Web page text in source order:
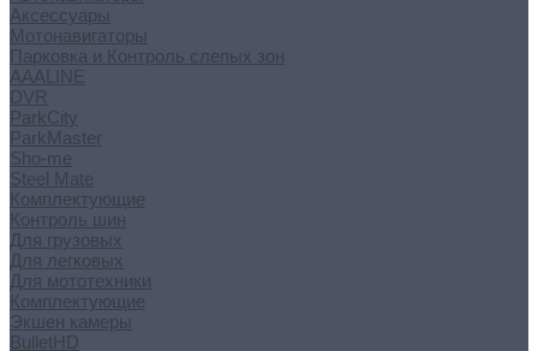
Аксессуары
Мотонавигаторы
Парковка и Контроль слепых зон
AAALINE
DVR
ParkCity
ParkMaster
Sho-me
Steel Mate
Комплектующие
Контроль шин
Для грузовых
Для легковых
Для мототехники
Комплектующие
Экшен камеры
BulletHD